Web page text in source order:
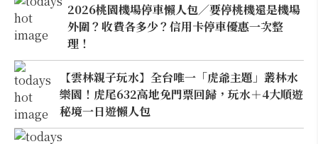
2026桃園機場停車懶人包／要停桃機還是機場
外圍？收費各多少？信用卡停車優惠一次整
理！
【雲林親子玩水】全台唯一「虎爺主題」叢林水
樂園！虎尾632高地免門票回歸，玩水＋4大順遊
秘境一日遊懶人包